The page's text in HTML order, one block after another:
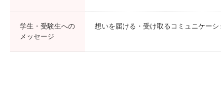
学生・受験生への
メッセージ
想いを届ける・受け取るコミュニケー